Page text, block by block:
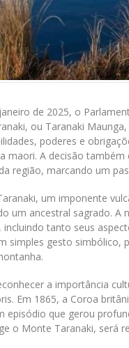
de 2025, o
ou Taranaki
poderes e
maori. A decisão
região, marcando um
um imponente
um ancestral sagrado. A
incluindo tanto seus
simples gesto simbólico,
a importância
Em 1865, a Coroa
episódio que gerou
o Monte Taranaki, será